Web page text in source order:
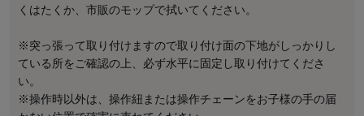
くはたくか、市販のモップで拭いてください。
※突っ張って取り付けますので取り付け面の下地がしっかりし
ている所をご確認の上、必ず水平に固定し取り付けてくださ
い。
※操作時以外は、操作紐または操作チェーンをお子様の手の届